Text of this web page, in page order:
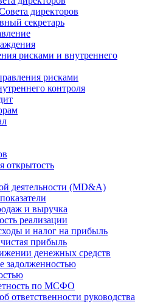
директоров
секретарь
рисками и внутреннего
рисками
контроля
открытость
деятельности (MD&A)
и выручка
реализации
и налог на прибыль
прибыль
денежных средств
задолженностью
по МСФО
ответственности руководства